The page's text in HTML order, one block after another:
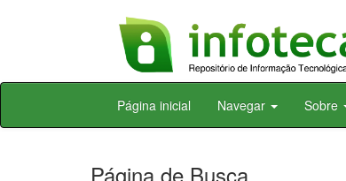
Skip
Página inicial Navegar Sobre
Página de Busca